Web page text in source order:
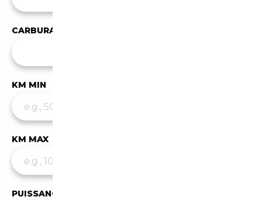
CARBURANT
KM MIN
KM MAX
PUISSANCE MIN